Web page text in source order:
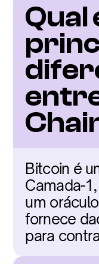
Qual
Bitcoin é
Camada-
um
fornece
para